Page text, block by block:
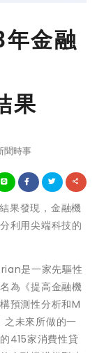
金融
果
聞時事
果發現，金融機
利用尖端科技的
是一家先驅性
為《提高金融機
預測性分析和M
未來所做的一
415家消費性貸